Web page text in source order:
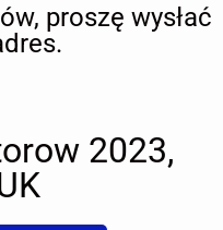
proszę wysłać
2023,